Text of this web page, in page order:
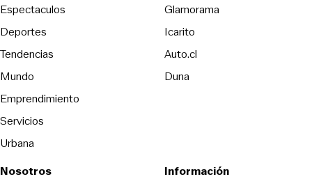
Espectaculos
Deportes
Tendencias
Mundo
Emprendimiento
Servicios
Urbana
Glamorama
Icarito
Auto.cl
DunaOpens in new window
Nosotros Información